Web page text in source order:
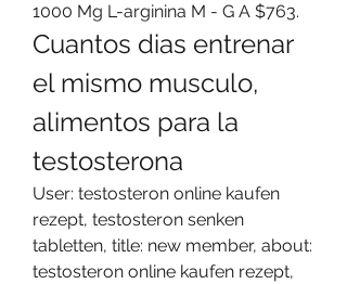
1000 Mg L-arginina M - G A $763.
Cuantos dias entrenar
el mismo musculo,
alimentos para la
testosterona
User: testosteron online kaufen
rezept, testosteron senken
tabletten, title: new member, about:
testosteron online kaufen rezept,